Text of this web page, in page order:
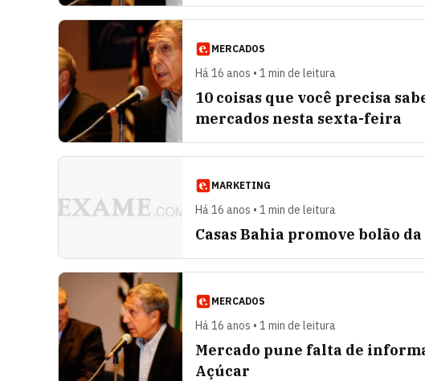
MERCADOS
Há 16 anos • 1 min de leitura
10 coisas que você precisa
mercados nesta sexta-feira
MARKETING
Há 16 anos • 1 min de leitura
Casas Bahia promove bolão
MERCADOS
Há 16 anos • 1 min de leitura
Mercado pune falta de
Açúcar